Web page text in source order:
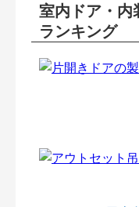
室内ドア・内
ランキング